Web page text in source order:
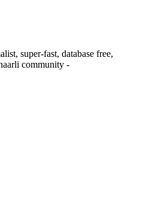
super-fast, database free,
community -